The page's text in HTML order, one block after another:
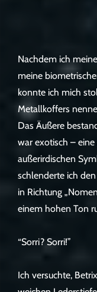
Nachdem ich
meine
konnte ich mich
Metallkoffers
Das Äußere
war exotisch –
außerirdischen
schlenderte ich
in Richtung
einem hohen Ton
“Sorri? Sorri!”
Ich versuchte,